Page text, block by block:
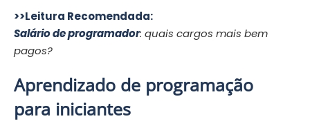
>>Leitura Recomendada:
Salário de programador: quais cargos mais bem
pagos?
Aprendizado de programação
para iniciantes